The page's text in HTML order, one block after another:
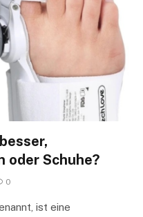
oder Schuhe?
0
ist eine